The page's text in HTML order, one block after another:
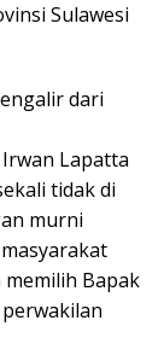
Sulawesi
dari
Irwan Lapatta
tidak di
murni
memilih Bapak